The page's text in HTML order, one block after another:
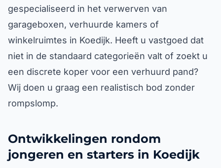
gespecialiseerd in het verwerven van
garageboxen, verhuurde kamers of
winkelruimtes in Koedijk. Heeft u vastgoed dat
niet in de standaard categorieën valt of zoekt u
een discrete koper voor een verhuurd pand?
Wij doen u graag een realistisch bod zonder
rompslomp.
Ontwikkelingen rondom
jongeren en starters in Koedijk